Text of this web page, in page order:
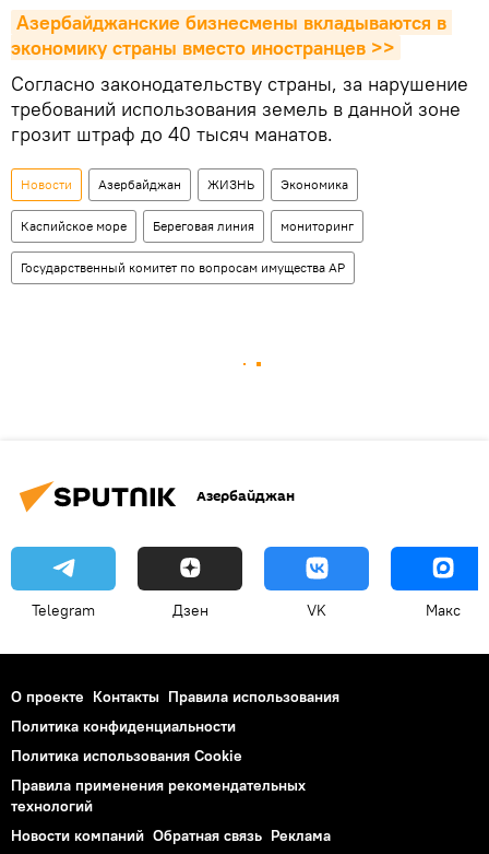
Азербайджанские бизнесмены вкладываются в
экономику страны вместо иностранцев >>
Согласно законодательству страны, за нарушение
требований использования земель в данной зоне
грозит штраф до 40 тысяч манатов.
Новости Азербайджан ЖИЗНЬ Экономика
Каспийское море Береговая линия мониторинг
Государственный комитет по вопросам имущества АР
Азербайджан
Telegram Дзен VK Макс
О проекте Контакты Правила использования
Политика конфиденциальности
Политика использования Cookie
Правила применения рекомендательных
технологий
Новости компаний Обратная связь Реклама